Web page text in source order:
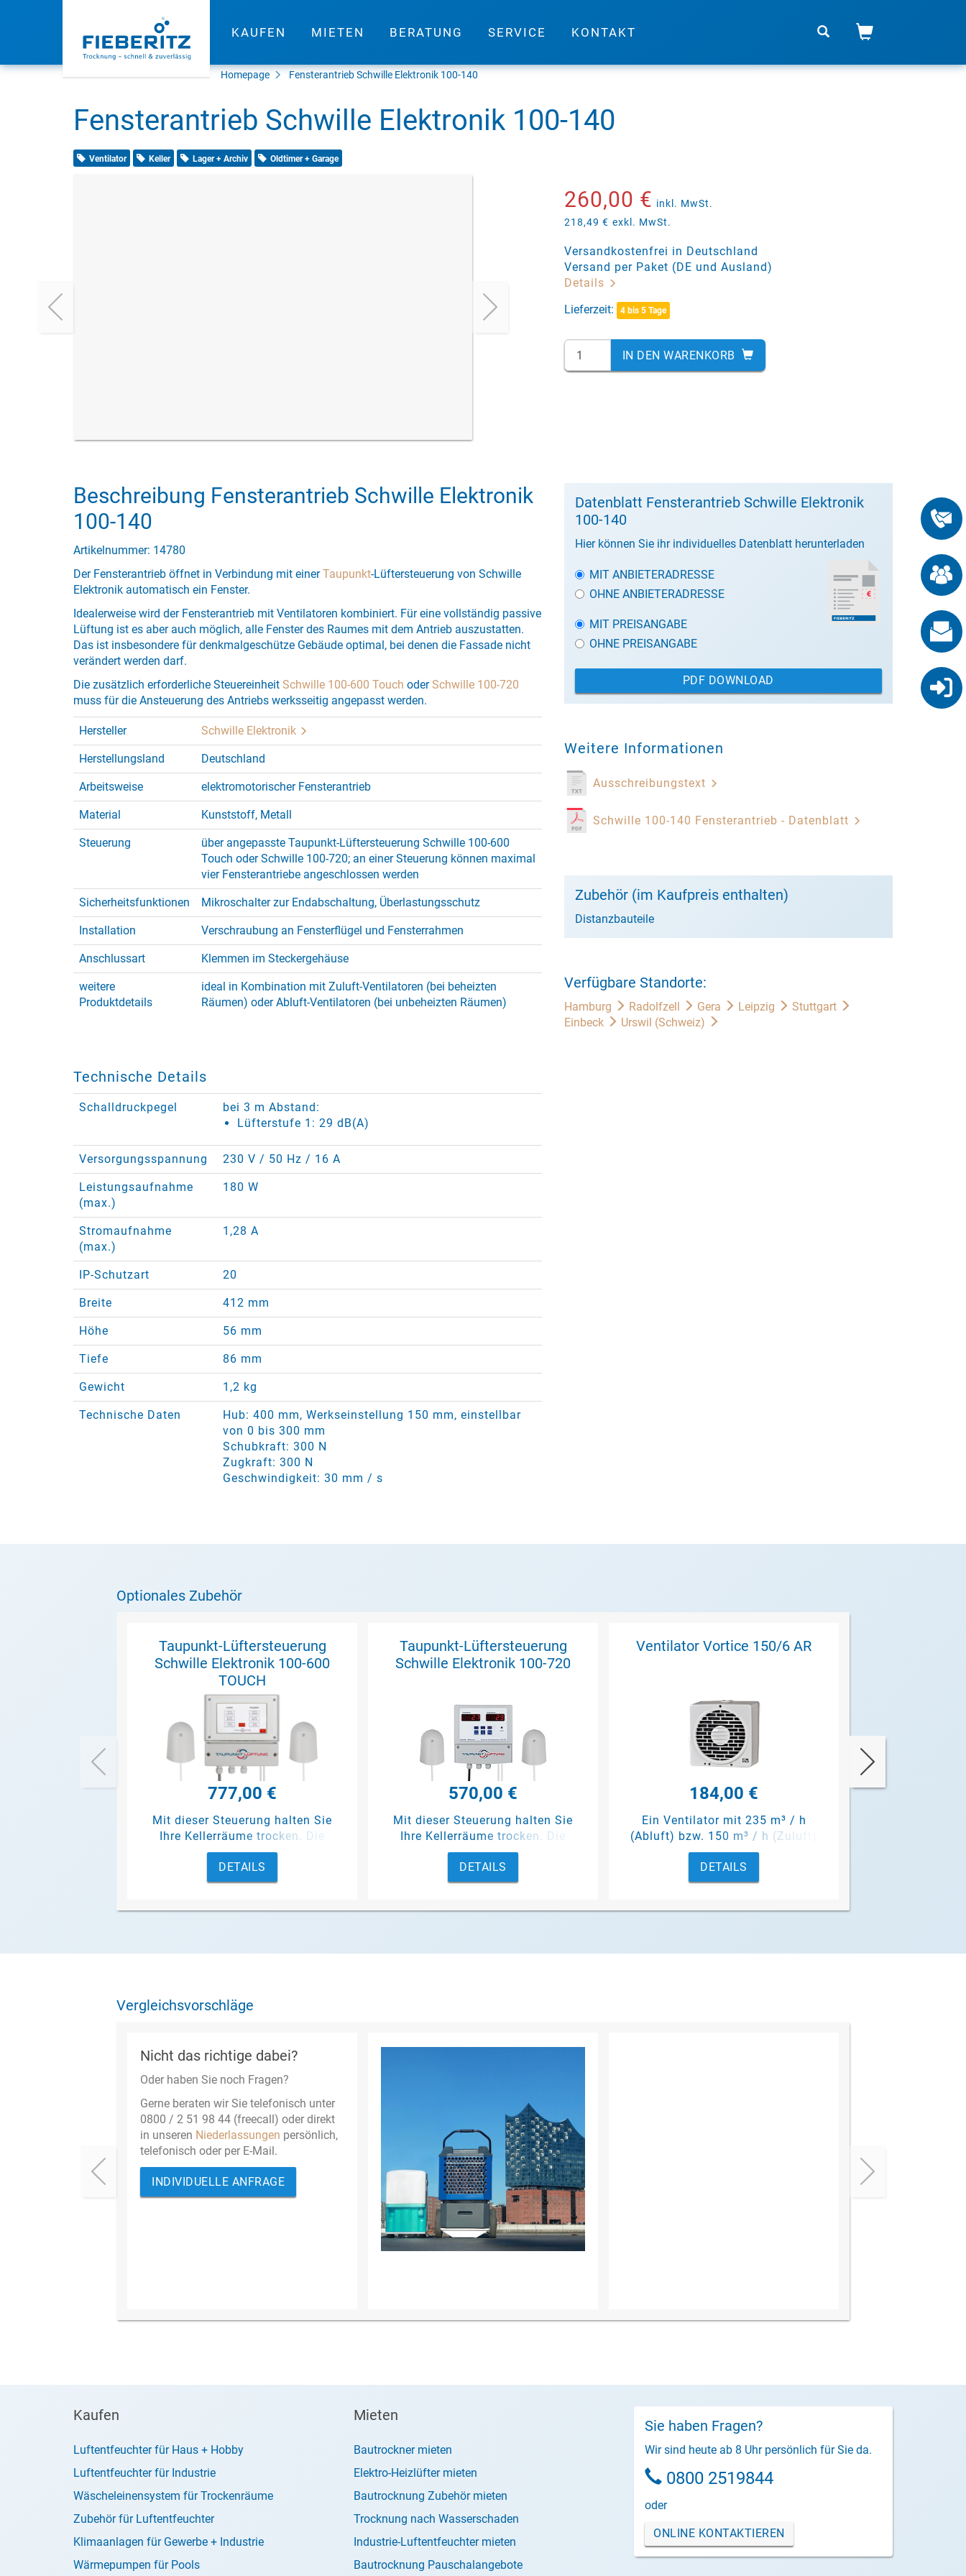
KAUFEN MIETEN BERATUNG SERVICE KONTAKT
Homepage Fensterantrieb Schwille Elektronik 100-140
Fensterantrieb Schwille Elektronik 100-140
Ventilator Keller Lager + Archiv Oldtimer + Garage
260,00 € inkl. MwSt.
218,49 € exkl. MwSt.
Versandkostenfrei in Deutschland
Versand per Paket (DE und Ausland)
Details
Lieferzeit:
4 bis 5 Tage
IN DEN WARENKORB
Beschreibung Fensterantrieb Schwille Elektronik
100-140
Artikelnummer: 14780
Der Fensterantrieb öffnet in Verbindung mit einerTaupunkt-Lüftersteuerung von Schwille
Elektronik automatisch ein Fenster.
Idealerweise wird der Fensterantrieb mit Ventilatoren kombiniert. Für eine vollständig passive
Lüftung ist es aber auch möglich, alle Fenster des Raumes mit dem Antrieb auszustatten.
Das ist insbesondere für denkmalgeschütze Gebäude optimal, bei denen die Fassade nicht
verändert werden darf.
Die zusätzlich erforderliche Steuereinheit Schwille 100-600 Touch oderSchwille 100-720
muss für die Ansteuerung des Antriebs werksseitig angepasst werden.
Hersteller Schwille Elektronik
Herstellungsland Deutschland
Arbeitsweise elektromotorischer Fensterantrieb
Material Kunststoff, Metall
Steuerung
über angepasste Taupunkt-Lüftersteuerung Schwille 100-600
Touch oder Schwille 100-720; an einer Steuerung können maximal
vier Fensterantriebe angeschlossen werden
Sicherheitsfunktionen Mikroschalter zur Endabschaltung, Überlastungsschutz
Installation Verschraubung an Fensterflügel und Fensterrahmen
Anschlussart Klemmen im Steckergehäuse
weitere
Produktdetails
ideal in Kombination mit Zuluft-Ventilatoren (bei beheizten
Räumen) oder Abluft-Ventilatoren (bei unbeheizten Räumen)
Technische Details
Schalldruckpegel
bei 3 m Abstand:
Lüfterstufe 1: 29 dB(A)
Versorgungsspannung 230 V / 50 Hz / 16 A
Leistungsaufnahme
(max.)
180 W
Stromaufnahme
(max.)
1,28 A
IP-Schutzart 20
Breite 412 mm
Höhe 56 mm
Tiefe 86 mm
Gewicht 1,2 kg
Technische Daten
Hub: 400 mm, Werkseinstellung 150 mm, einstellbar
von 0 bis 300 mm
Schubkraft: 300 N
Zugkraft: 300 N
Geschwindigkeit: 30 mm / s
Datenblatt Fensterantrieb Schwille Elektronik
100-140
Hier können Sie ihr individuelles Datenblatt herunterladen
MIT ANBIETERADRESSE
OHNE ANBIETERADRESSE
MIT PREISANGABE
OHNE PREISANGABE
PDF DOWNLOAD
Weitere Informationen
Ausschreibungstext
Schwille 100-140 Fensterantrieb - Datenblatt
Zubehör (im Kaufpreis enthalten)
Distanzbauteile
Verfügbare Standorte:
Hamburg Radolfzell Gera Leipzig
Stuttgart
Einbeck
Urswil (Schweiz)
Optionales Zubehör
Taupunkt-Lüftersteuerung
Schwille Elektronik 100-600
TOUCH
777,00 €
Mit dieser Steuerung halten Sie
Ihre Kellerräume trocken. Die
anzusteuernde Lüftung läuft nur,
wenn die Außenluft trockener ist
als die Raumluft. Über den Touch-
komfortabel überwachen und
DETAILS
Taupunkt-Lüftersteuerung
Schwille Elektronik 100-720
570,00 €
Mit dieser Steuerung halten Sie
Ihre Kellerräume trocken. Die
anzusteuernde Lüftung läuft nur,
wenn die Außenluft trockener ist
als die Raumluft.
DETAILS
Ventilator Vortice 150/6 AR
184,00 €
Ein Ventilator mit 235 m³ / h
(Abluft) bzw. 150 m³ / h (Zuluft)
Luftleistung.
DETAILS
Vergleichsvorschläge
Nicht das richtige dabei?
Oder haben Sie noch Fragen?
Gerne beraten wir Sie telefonisch unter
0800 / 2 51 98 44 (freecall) oder direkt
in unseren Niederlassungen persönlich,
telefonisch oder per E-Mail.
INDIVIDUELLE ANFRAGE
Kaufen
Luftentfeuchter für Haus + Hobby
Luftentfeuchter für Industrie
Wäscheleinensystem für Trockenräume
Zubehör für Luftentfeuchter
Klimaanlagen für Gewerbe + Industrie
Wärmepumpen für Pools
Mieten
Bautrockner mieten
Elektro-Heizlüfter mieten
Bautrocknung Zubehör mieten
Trocknung nach Wasserschaden
Industrie-Luftentfeuchter mieten
Bautrocknung Pauschalangebote
Sie haben Fragen?
Wir sind heute ab 8 Uhr persönlich für Sie da.
0800 2519844
oder
ONLINE KONTAKTIEREN